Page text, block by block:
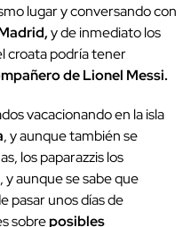
lugar y conversando con
y de inmediato los
croata podría tener
de Lionel Messi.
vacacionando en la isla
, y aunque también se
los paparazzis los
aunque se sabe que
pasar unos días de
sobreposibles